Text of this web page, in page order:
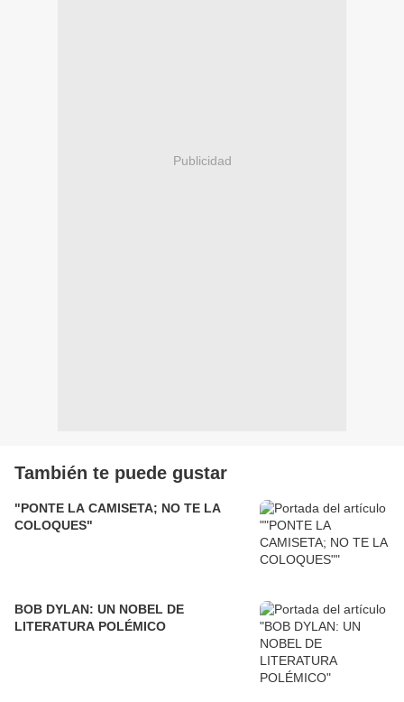
Publicidad
También te puede gustar
"PONTE LA CAMISETA; NO TE LA
COLOQUES"
BOB DYLAN: UN NOBEL DE
LITERATURA POLÉMICO